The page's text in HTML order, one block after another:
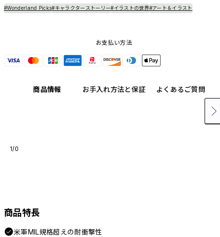
#Wonderland Picks#キャラクターストーリー#イラストの世界#アート＆イラスト
お支払い方法
商品情報 お手入れ方法と保証 よくあるご質問
1/0
商品特長
米軍MIL規格超えの耐衝撃性